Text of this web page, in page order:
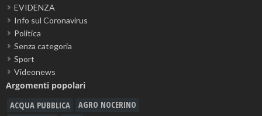
EVIDENZA
Info sul Coronavirus
Politica
Senza categoria
Sport
Videonews
Argomenti popolari
ACQUA PUBBLICA AGRO NOCERINO